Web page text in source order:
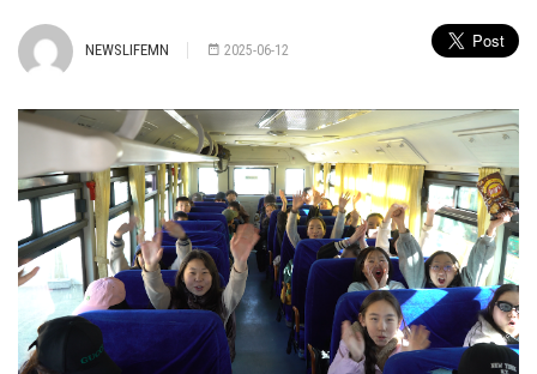
NEWSLIFEMN 2025-06-12